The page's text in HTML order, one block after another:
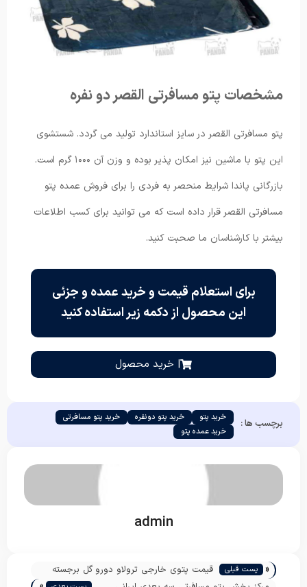
مشخصات پتو مسافرتی القصر دو نفره
پتو مسافرتی القصر در سایز استاندارد تولید می گردد. شستشوی
این پتو با ماشین نیز امکان پذیر بوده و وزن آن ۱۰۰۰ گرم است.
بازرگانی پاندا شرایط منحصر به فردی را برای فروش عمده پتو
مسافرتی القصر قرار داده است که می توانید برای کسب اطلاعات
بیشتر با کارشناسان ما صحبت کنید.
برای استعلام قیمت و خرید عمده و جزئی
این محصول از دکمه زیر استفاده کنید
| خرید محصول
برچسب ها : خرید پتو خرید پتو دونفره
خرید پتو مسافرتی
خرید عمده پتو
admin
« پست قبلی
قیمت پتوی خارجی ترولاو دورو گل برجسته